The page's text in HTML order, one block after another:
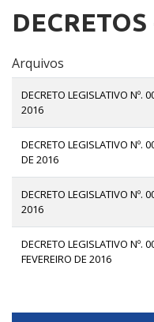
Arquivos
DECRETO LEGISLATIVO Nº.
2016
DECRETO LEGISLATIVO Nº.
DE 2016
DECRETO LEGISLATIVO Nº.
2016
DECRETO LEGISLATIVO Nº.
FEVEREIRO DE 2016